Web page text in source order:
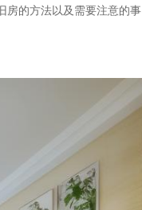
房的方法以及需要注意的事